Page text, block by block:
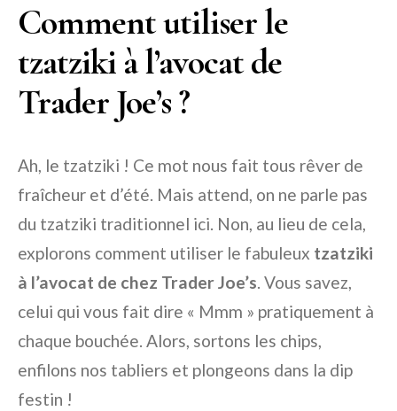
Comment utiliser le
tzatziki à l’avocat de
Trader Joe’s ?
Ah, le tzatziki ! Ce mot nous fait tous rêver de
fraîcheur et d’été. Mais attend, on ne parle pas
du tzatziki traditionnel ici. Non, au lieu de cela,
explorons comment utiliser le fabuleux tzatziki
à l’avocat de chez Trader Joe’s. Vous savez,
celui qui vous fait dire « Mmm » pratiquement à
chaque bouchée. Alors, sortons les chips,
enfilons nos tabliers et plongeons dans la dip
festin !